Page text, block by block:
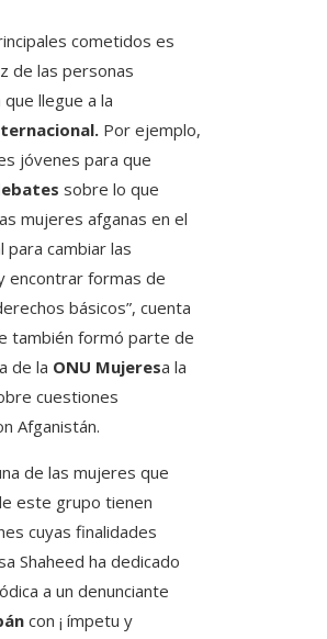
cometidos es
de las personas
llegue a la
Por ejemplo,
jóvenes para que
sobre lo que
mujeres afganas en el
cambiar las
encontrar formas de
básicos”, cuenta
también formó parte de
de la ONU Mujeresa la
cuestiones
Afganistán.
de las mujeres que
este grupo tienen
cuyas finalidades
Shaheed ha dedicado
a un denunciante
con ¡ ímpetu y